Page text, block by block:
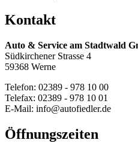
Kontakt
Auto & Service am Stadtwald
Südkirchener Strasse 4
59368 Werne
Telefon: 02389 - 978 10 00
Telefax: 02389 - 978 10 01
E-Mail: info@autofiedler.de
Öffnungszeiten